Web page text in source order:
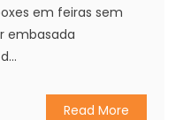
em feiras sem
embasada
Read More